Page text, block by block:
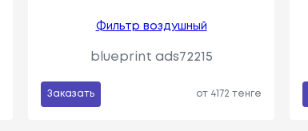
Фильтр воздушный
blueprint ads72215
Заказать от 4172 тенге